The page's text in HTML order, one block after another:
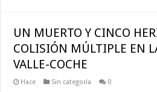
UN MUERTO Y CINCO
COLISIÓN MÚLTIPLE EN
VALLE-COCHE
Hace Sin categoría 0